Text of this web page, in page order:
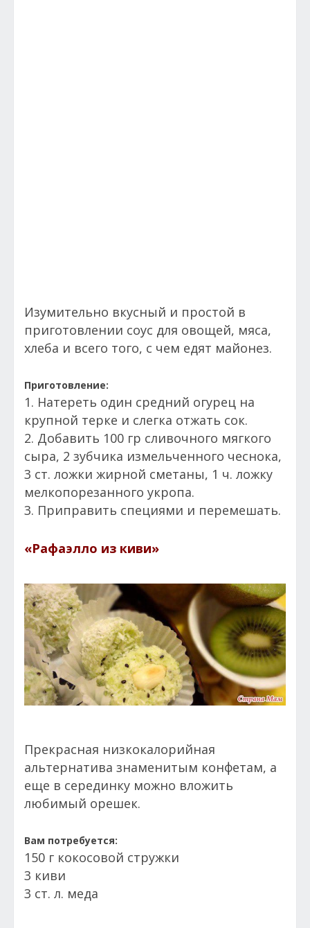
Изумительно вкусный и простой в
приготовлении соус для овощей, мяса,
хлеба и всего того, с чем едят майонез.
Приготовление:
1. Натереть один средний огурец на
крупной терке и слегка отжать сок.
2. Добавить 100 гр сливочного мягкого
сыра, 2 зубчика измельченного чеснока,
3 ст. ложки жирной сметаны, 1 ч. ложку
мелкопорезанного укропа.
3. Приправить специями и перемешать.
«Рафаэлло из киви»
Прекрасная низкокалорийная
альтернатива знаменитым конфетам, а
еще в серединку можно вложить
любимый орешек.
Вам потребуется:
150 г кокосовой стружки
3 киви
3 ст. л. меда